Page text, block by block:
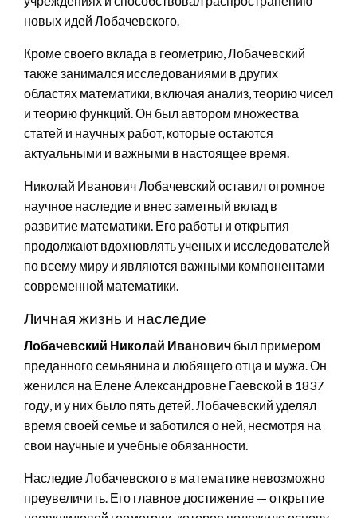
новых идей Лобачевского.
Кроме своего вклада в геометрию, Лобачевский
также занимался исследованиями в других
областях математики, включая анализ, теорию чисел
и теорию функций. Он был автором множества
статей и научных работ, которые остаются
актуальными и важными в настоящее время.
Николай Иванович Лобачевский оставил огромное
научное наследие и внес заметный вклад в
развитие математики. Его работы и открытия
продолжают вдохновлять ученых и исследователей
по всему миру и являются важными компонентами
современной математики.
Личная жизнь и наследие
Лобачевский Николай Иванович был примером
преданного семьянина и любящего отца и мужа. Он
женился на Елене Александровне Гаевской в 1837
году, и у них было пять детей. Лобачевский уделял
время своей семье и заботился о ней, несмотря на
свои научные и учебные обязанности.
Наследие Лобачевского в математике невозможно
преувеличить. Его главное достижение — открытие